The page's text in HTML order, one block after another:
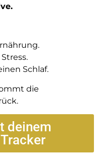
Schlaf.
die
deinem